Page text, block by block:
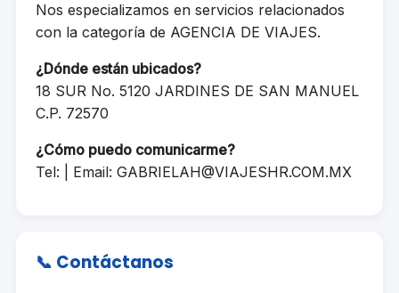
Nos especializamos en servicios relacionados
con la categoría de AGENCIA DE VIAJES.
¿Dónde están ubicados?
18 SUR No. 5120 JARDINES DE SAN MANUEL
C.P. 72570
¿Cómo puedo comunicarme?
Tel: | Email: GABRIELAH@VIAJESHR.COM.MX
📞 Contáctanos